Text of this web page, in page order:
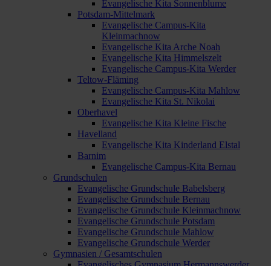
Evangelische Kita Sonnenblume
Potsdam-Mittelmark
Evangelische Campus-Kita
Kleinmachnow
Evangelische Kita Arche Noah
Evangelische Kita Himmelszelt
Evangelische Campus-Kita Werder
Teltow-Fläming
Evangelische Campus-Kita Mahlow
Evangelische Kita St. Nikolai
Oberhavel
Evangelische Kita Kleine Fische
Havelland
Evangelische Kita Kinderland Elstal
Barnim
Evangelische Campus-Kita Bernau
Grundschulen
Evangelische Grundschule Babelsberg
Evangelische Grundschule Bernau
Evangelische Grundschule Kleinmachnow
Evangelische Grundschule Potsdam
Evangelische Grundschule Mahlow
Evangelische Grundschule Werder
Gymnasien / Gesamtschulen